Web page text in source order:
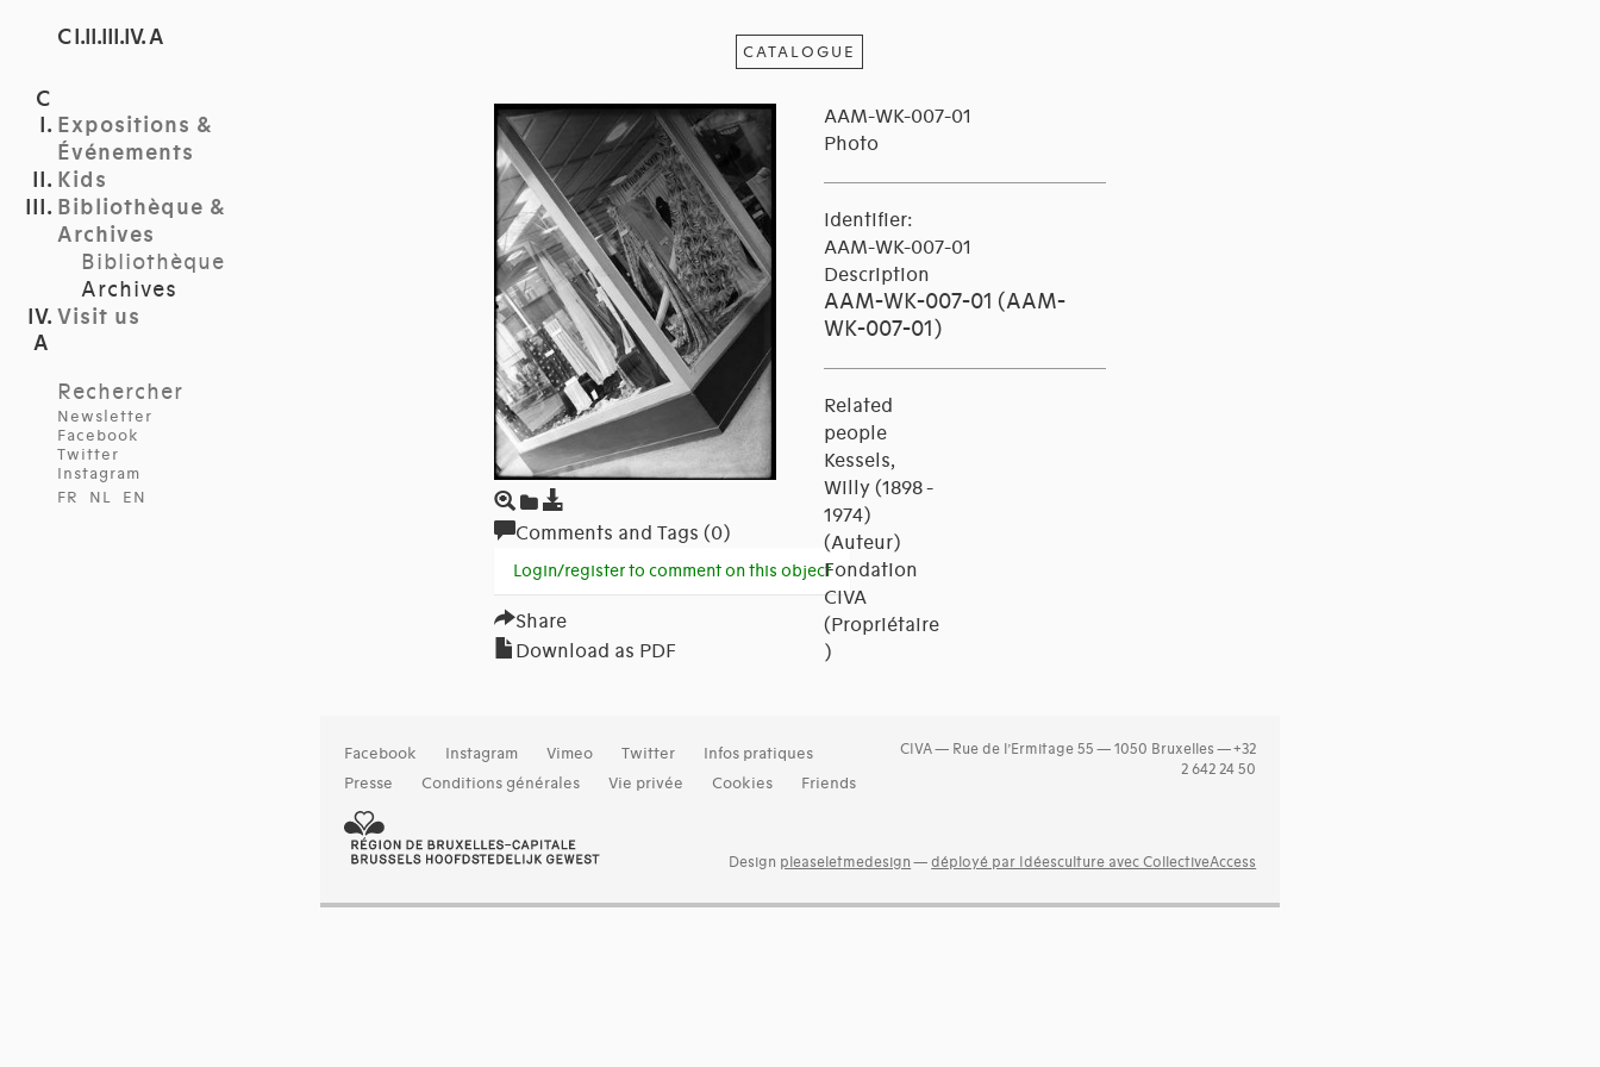
C I.II.III.IV. A
Expositions &
Événements
Kids
Bibliothèque &
Archives
Bibliothèque
Archives
Visit us
Rechercher
Newsletter
Facebook
Twitter
Instagram
FR
NL EN
CATALOGUE
Comments and Tags (0)
Login/register to comment on this object
Share
Download as PDF
AAM-WK-007-01
Photo
Identifier:
AAM-WK-007-01
Description
AAM-WK-007-01 (AAM-
WK-007-01)
Related
people
Kessels,
Willy (1898 -
1974)
(Auteur)
Fondation
CIVA
(Propriétaire
)
Facebook Instagram Vimeo Twitter
Infos pratiques
Presse
Conditions générales Vie privée Cookies Friends
CIVA — Rue de l’Ermitage 55 — 1050 Bruxelles — +32
2 642 24 50
Design pleaseletmedesign —déployé par Idéesculture avec CollectiveAccess